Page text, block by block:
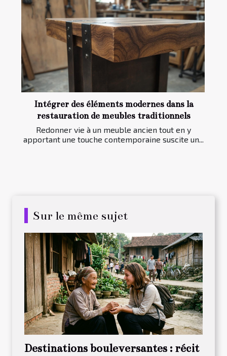
Intégrer des éléments modernes dans la
restauration de meubles traditionnels
Redonner vie à un meuble ancien tout en y
apportant une touche contemporaine suscite un...
Sur le même sujet
Destinations bouleversantes : récit